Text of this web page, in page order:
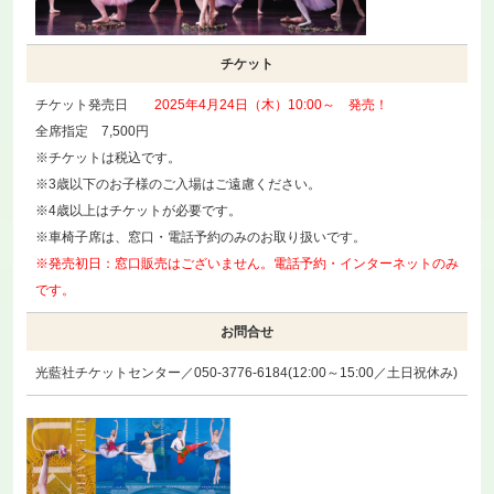
チケット
チケット発売日
2025年4月24日（木）10:00～ 発売！
全席指定 7,500円
※チケットは税込です。
※3歳以下のお子様のご入場はご遠慮ください。
※4歳以上はチケットが必要です。
※車椅子席は、窓口・電話予約のみのお取り扱いです。
※発売初日：窓口販売はございません。電話予約・インターネットのみ
です。
お問合せ
光藍社チケットセンター／050-3776-6184(12:00～15:00／土日祝休み)